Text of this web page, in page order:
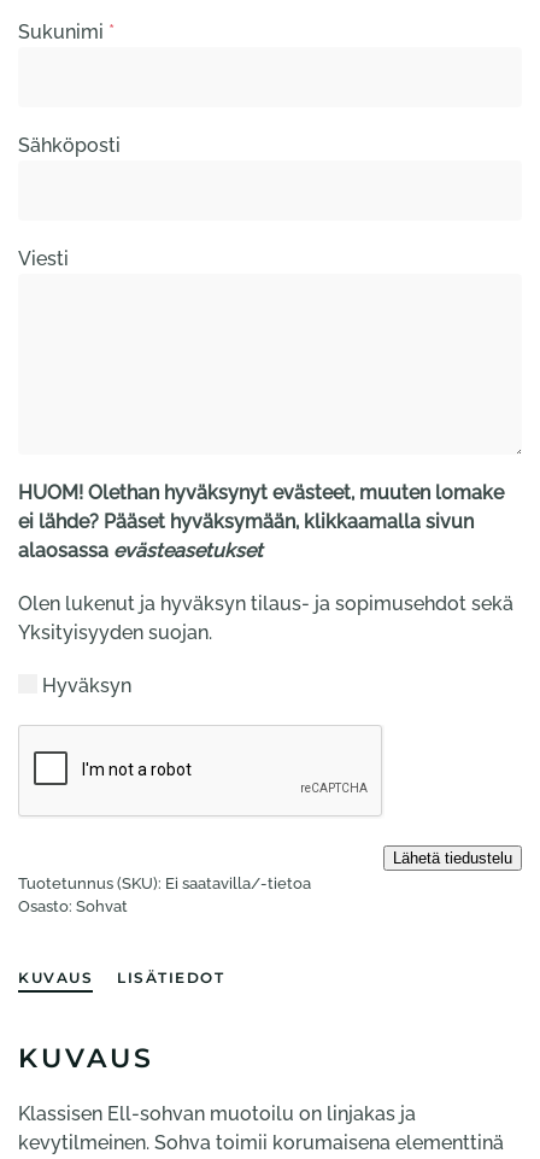
Sukunimi *
Sähköposti
Viesti
HUOM! Olethan hyväksynyt evästeet, muuten lomake
ei lähde? Pääset hyväksymään, klikkaamalla sivun
alaosassa evästeasetukset
Olen lukenut ja hyväksyn tilaus- ja sopimusehdot sekä
Yksityisyyden suojan.
Hyväksyn
Tuotetunnus (SKU): Ei saatavilla/-tietoa
Osasto: Sohvat
KUVAUS LISÄTIEDOT
KUVAUS
Klassisen Ell-sohvan muotoilu on linjakas ja
kevytilmeinen. Sohva toimii korumaisena elementtinä